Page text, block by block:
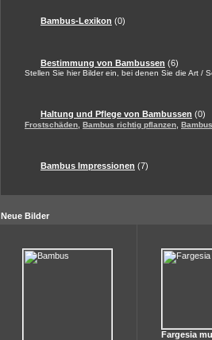
Bambus-Lexikon (0)
Bestimmung von Bambussen (6)
Stellen Sie hier Bilder ein, bei denen Sie die Art /
Haltung und Pflege von Bambussen (0)
Frostschäden Bambus richtig pflanzen
Bambus Impressionen (7)
Neue Bilder
Fargesia